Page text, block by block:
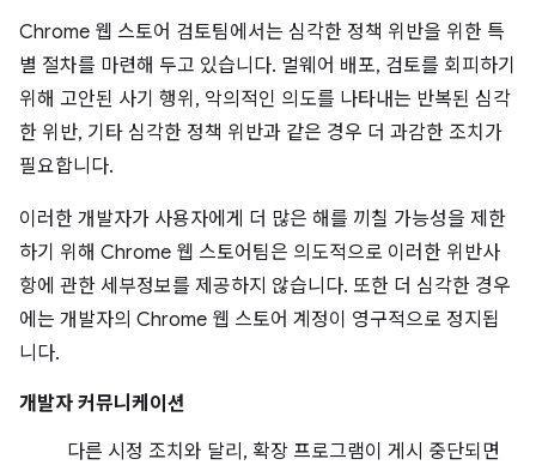
Chrome 웹 스토어 검토팀에서는 심각한 정책 위반을 위한 특
별 절차를 마련해 두고 있습니다. 멀웨어 배포, 검토를 회피하기
위해 고안된 사기 행위, 악의적인 의도를 나타내는 반복된 심각
한 위반, 기타 심각한 정책 위반과 같은 경우 더 과감한 조치가
필요합니다.
이러한 개발자가 사용자에게 더 많은 해를 끼칠 가능성을 제한
하기 위해 Chrome 웹 스토어팀은 의도적으로 이러한 위반사
항에 관한 세부정보를 제공하지 않습니다. 또한 더 심각한 경우
에는 개발자의 Chrome 웹 스토어 계정이 영구적으로 정지됩
니다.
개발자 커뮤니케이션
다른 시정 조치와 달리, 확장 프로그램이 게시 중단되면